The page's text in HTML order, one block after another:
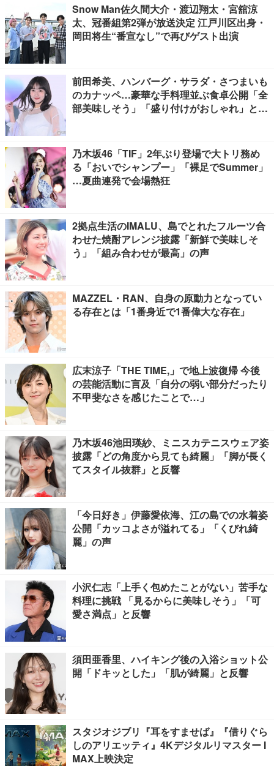
Snow Man佐久間大介・渡辺翔太・宮舘涼
太、冠番組第2弾が放送決定 江戸川区出身・
岡田将生“番宣なし”で再びゲスト出演
前田希美、ハンバーグ・サラダ・さつまいも
のカナッペ…豪華な手料理並ぶ食卓公開「全
部美味しそう」「盛り付けがおしゃれ」と絶
乃木坂46「TIF」2年ぶり登場で大トリ務め
る「おいでシャンプー」「裸足でSummer」
…夏曲連発で会場熱狂
2拠点生活のIMALU、島でとれたフルーツ合
わせた焼酎アレンジ披露「新鮮で美味しそ
う」「組み合わせが最高」の声
MAZZEL・RAN、自身の原動力となってい
る存在とは「1番身近で1番偉大な存在」
広末涼子「THE TIME,」で地上波復帰 今後
の芸能活動に言及「自分の弱い部分だったり
不甲斐なさを感じたことで…」
乃木坂46池田瑛紗、ミニスカテニスウェア姿
披露「どの角度から見ても綺麗」「脚が長く
てスタイル抜群」と反響
「今日好き」伊藤愛依海、江の島での水着姿
公開「カッコよさが溢れてる」「くびれ綺
麗」の声
小沢仁志「上手く包めたことがない」苦手な
料理に挑戦 「見るからに美味しそう」「可
愛さ満点」と反響
須田亜香里、ハイキング後の入浴ショット公
開「ドキッとした」「肌が綺麗」と反響
スタジオジブリ『耳をすませば』『借りぐら
しのアリエッティ』4Kデジタルリマスター I
MAX上映決定